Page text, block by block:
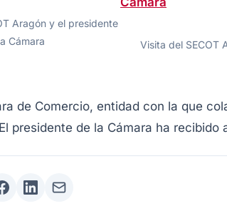
Aragón y el presidente
Cámara
Visita del SECOT
de Comercio, entidad con la que
presidente de la Cámara ha recibido